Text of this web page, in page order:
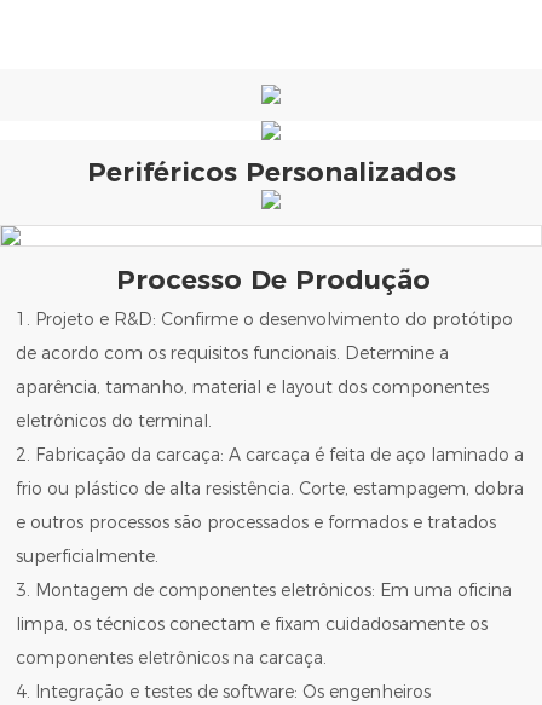
Periféricos Personalizados
Processo De Produção
1. Projeto e R&D: Confirme o desenvolvimento do protótipo
de acordo com os requisitos funcionais. Determine a
aparência, tamanho, material e layout dos componentes
eletrônicos do terminal.
2. Fabricação da carcaça: A carcaça é feita de aço laminado a
frio ou plástico de alta resistência. Corte, estampagem, dobra
e outros processos são processados ​​e formados e tratados
superficialmente.
3. Montagem de componentes eletrônicos: Em uma oficina
limpa, os técnicos conectam e fixam cuidadosamente os
componentes eletrônicos na carcaça.
4. Integração e testes de software: Os engenheiros